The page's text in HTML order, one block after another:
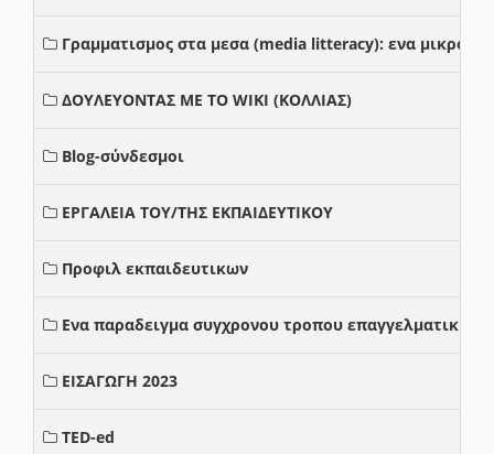
Γραμματισμος στα μεσα (media litteracy): ενα μικρο
ΔΟΥΛΕΥΟΝΤΑΣ ΜΕ ΤΟ WIKI (ΚΟΛΛΙΑΣ)
Blog-σύνδεσμοι
ΕΡΓΑΛΕΙΑ ΤΟΥ/ΤΗΣ ΕΚΠΑΙΔΕΥΤΙΚΟΥ
Προφιλ εκπαιδευτικων
Ενα παραδειγμα συγχρονου τροπου επαγγελματικης
ΕΙΣΑΓΩΓΗ 2023
TED-ed